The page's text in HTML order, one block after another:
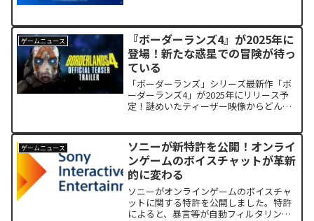
ゲームニュース
『ボーダーランズ4』が2025年に
登場！新たな惑星での冒険が待っ
ている
「ボーダーランズ」シリーズ最新作「ボ
ーダーランズ4」が2025年にリリース予
定！謎めいたティーザー映像からどんな
ゲームニュース
ソニーが新特許を公開！オンライ
ンゲームのボイスチャットが革新
的に変わる
ソニーがオンラインゲームのボイスチャ
ットに関する特許を公開しました。特許
によると、暴言等が自動フィルタリング